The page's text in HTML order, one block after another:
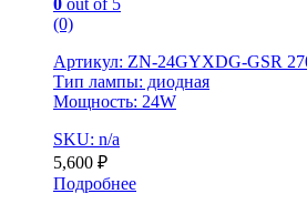
0 out of 5
(0)
Артикул: ZN-24GYXDG-GSR
Тип лампы: диодная
Мощность: 24W
SKU: n/a
5,600 ₽
Подробнее